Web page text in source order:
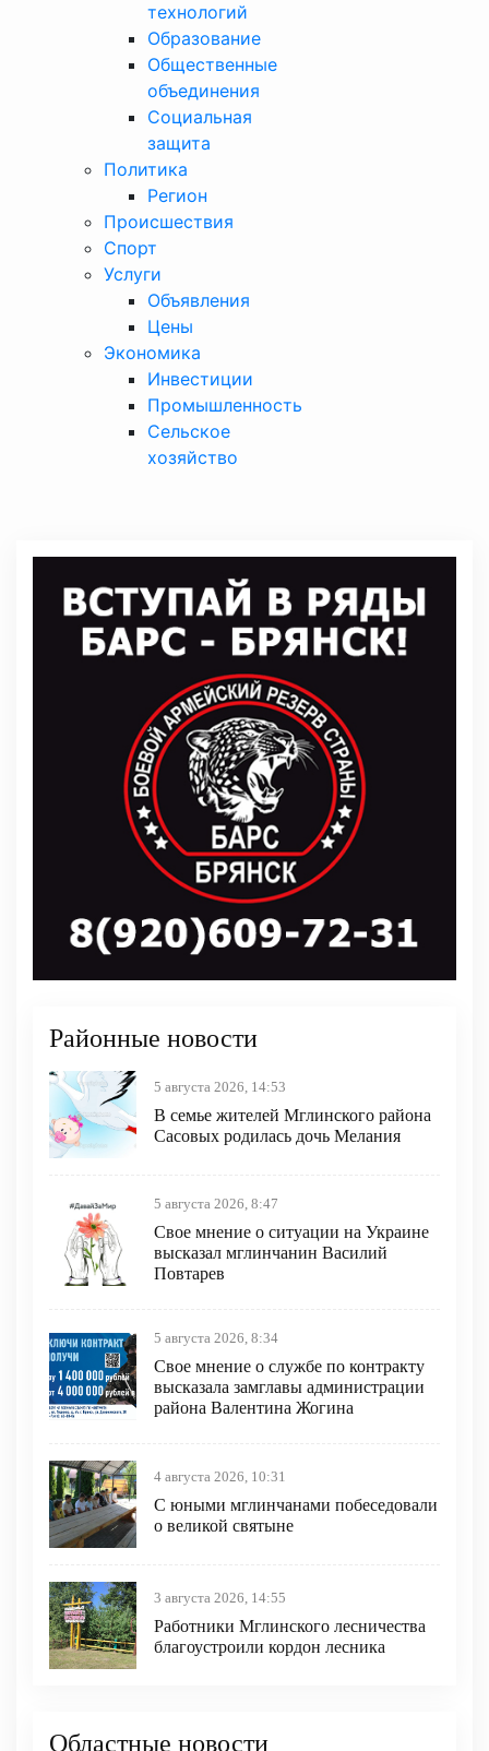
технологий
Образование
Общественные
объединения
Социальная
защита
Политика
Регион
Происшествия
Спорт
Услуги
Объявления
Цены
Экономика
Инвестиции
Промышленность
Сельское
хозяйство
Районные новости
5 августа 2026, 14:53
В семье жителей Мглинского района
Сасовых родилась дочь Мелания
5 августа 2026, 8:47
Свое мнение о ситуации на Украине
высказал мглинчанин Василий
Повтарев
5 августа 2026, 8:34
Свое мнение о службе по контракту
высказала замглавы администрации
района Валентина Жогина
4 августа 2026, 10:31
С юными мглинчанами побеседовали
о великой святыне
3 августа 2026, 14:55
Работники Мглинского лесничества
благоустроили кордон лесника
Областные новости